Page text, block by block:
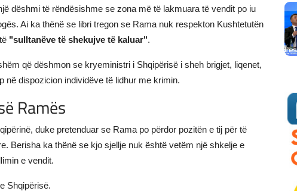
dëshmi të rëndësishme se zona më të lakmuara të vendit po iu
Ai ka thënë se libri tregon se Rama nuk respekton Kushtetutën
"sulltanëve të shekujve të kaluar".
që dëshmon se kryeministri i Shqipërisë i sheh brigjet, liqenet,
në dispozicion individëve të lidhur me krimin.
Ramës
duke pretenduar se Rama po përdor pozitën e tij për të
Berisha ka thënë se kjo sjellje nuk është vetëm një shkelje e
e vendit.
Shqipërisë.